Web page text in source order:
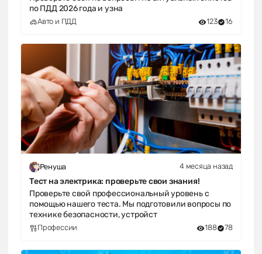
по ПДД 2026 года и узна
Авто и ПДД 123 16
Ренуша 4 месяца назад
Тест на электрика: проверьте свои знания!
Проверьте свой профессиональный уровень с
помощью нашего теста. Мы подготовили вопросы по
технике безопасности, устройст
Профессии 188 78